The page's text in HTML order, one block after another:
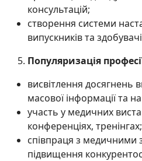
консультацій;
створення системи
випускників та
Популяризація
висвітлення досягнень
масової інформації та
участь у медичних
конференціях, тренінгах;
співпраця з медичними
підвищення